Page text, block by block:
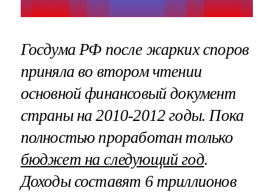
Госдума РФ после жарких споров
приняла во втором чтении
основной финансовый документ
страны на 2010-2012 годы. Пока
полностью проработан только
бюджет на следующий год.
Доходы составят 6 триллионов